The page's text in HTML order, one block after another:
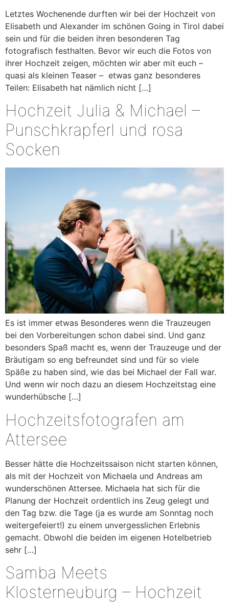
Letztes Wochenende durften wir bei der Hochzeit von
Elisabeth und Alexander im schönen Going in Tirol dabei
sein und für die beiden ihren besonderen Tag
fotografisch festhalten. Bevor wir euch die Fotos von
ihrer Hochzeit zeigen, möchten wir aber mit euch –
quasi als kleinen Teaser – etwas ganz besonderes
Teilen: Elisabeth hat nämlich nicht […]
Hochzeit Julia & Michael –
Punschkrapferl und rosa
Socken
Es ist immer etwas Besonderes wenn die Trauzeugen
bei den Vorbereitungen schon dabei sind. Und ganz
besonders Spaß macht es, wenn der Trauzeuge und der
Bräutigam so eng befreundet sind und für so viele
Späße zu haben sind, wie das bei Michael der Fall war.
Und wenn wir noch dazu an diesem Hochzeitstag eine
wunderhübsche […]
Hochzeitsfotografen am
Attersee
Besser hätte die Hochzeitssaison nicht starten können,
als mit der Hochzeit von Michaela und Andreas am
wunderschönen Attersee. Michaela hat sich für die
Planung der Hochzeit ordentlich ins Zeug gelegt und
den Tag bzw. die Tage (ja es wurde am Sonntag noch
weitergefeiert!) zu einem unvergesslichen Erlebnis
gemacht. Obwohl die beiden im eigenen Hotelbetrieb
sehr […]
Samba Meets
Klosterneuburg – Hochzeit